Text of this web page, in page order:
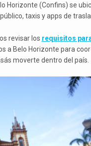
Horizonte (Confins) se
taxis y apps de
revisar los requisitos
a Belo Horizonte para
moverte dentro del país.